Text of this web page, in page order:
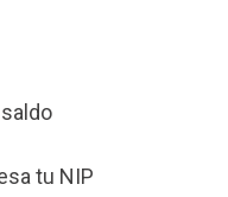
tu NIP